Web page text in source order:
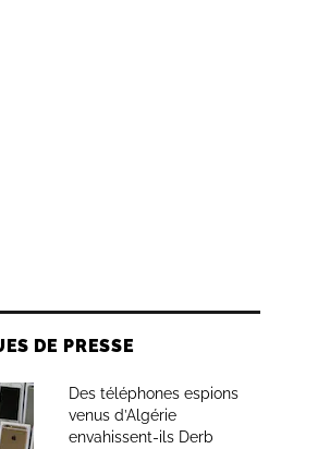
DE PRESSE
Des téléphones espions
venus d’Algérie
envahissent-ils Derb